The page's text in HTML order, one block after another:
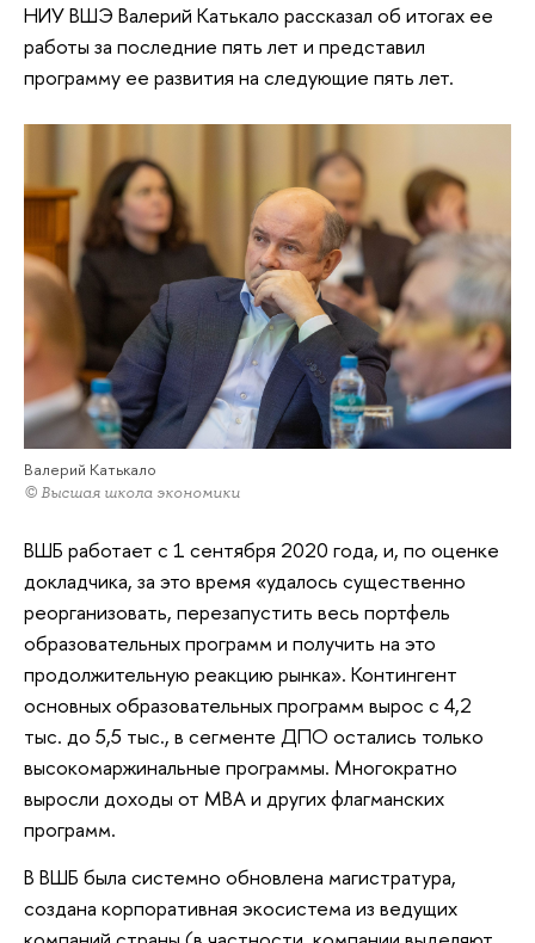
НИУ ВШЭ Валерий Катькало рассказал об итогах ее
работы за последние пять лет и представил
программу ее развития на следующие пять лет.
Валерий Катькало
© Высшая школа экономики
ВШБ работает с 1 сентября 2020 года, и, по оценке
докладчика, за это время «удалось существенно
реорганизовать, перезапустить весь портфель
образовательных программ и получить на это
продолжительную реакцию рынка». Контингент
основных образовательных программ вырос с 4,2
тыс. до 5,5 тыс., в сегменте ДПО остались только
высокомаржинальные программы. Многократно
выросли доходы от МВА и других флагманских
программ.
В ВШБ была системно обновлена магистратура,
создана корпоративная экосистема из ведущих